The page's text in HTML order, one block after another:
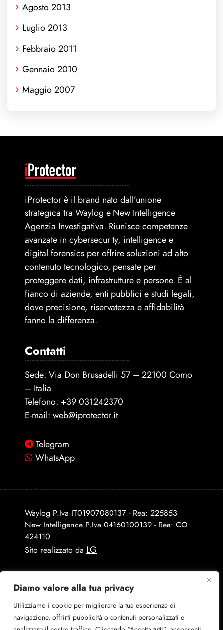
Diamo valore alla tua privacy
Utilizziamo i cookie per migliorare la tua esperienza di
navigazione, offrirti pubblicità o contenuti personalizzati e
Agosto 2013
Luglio 2013
Febbraio 2011
Gennaio 2010
Maggio 2007
iProtector è il brand nato dall’unione
strategica tra Waylog e New Intelligence
Agenzia Investigativa. Riunisce competenze
avanzate in cybersecurity, intelligence e
digital forensics per offrire soluzioni ad alto
contenuto tecnologico, pensate per
proteggere dati, infrastrutture e persone. È al
fianco di aziende, enti pubblici e studi legali,
dove precisione, riservatezza e affidabilità
fanno la differenza.
Contatti
Sede: Via Don Brusadelli 57 – 22100 Como
– Italia
Telefono: +39 031242370
E-mail: web@iprotector.it
Telegram
WhatsApp
Waylog P.Iva IT01907080137 - Rea: 225853
New Intelligence P.Iva 04160100139 - Rea: CO
424110
Sito realizzato da LG